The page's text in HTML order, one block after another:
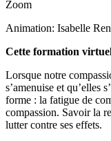
Zoom
Animation: Isabelle
Cette formation
Lorsque notre
s’amenuise et qu’elles
forme : la fatigue de
compassion. Savoir la
lutter contre ses effets.